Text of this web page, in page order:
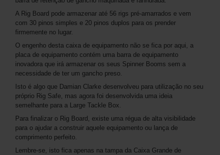
A Rig Board pode armazenar até 56 rigs pré-amarrados e vem
com 30 pinos simples e 20 pinos duplos para os prender
firmemente no lugar.
O engenho desta caixa de equipamento não se fica por aqui, a
placa de equipamento contém uma barra de equipamento
inovadora que irá armazenar os seus Spinner Booms sem a
necessidade de ter um gancho preso.
Isto é algo que Damian Clarke desenvolveu para utilização no seu
próprio Rig Safe, mas agora foi desenvolvida uma ideia
semelhante para a Large Tackle Box.
Para finalizar o Rig Board, existe uma régua de alta visibilidade
para o ajudar a construir aquele equipamento ou lança de
comprimento perfeito.
Lembre-se, isto fica apenas na tampa da Caixa Grande de